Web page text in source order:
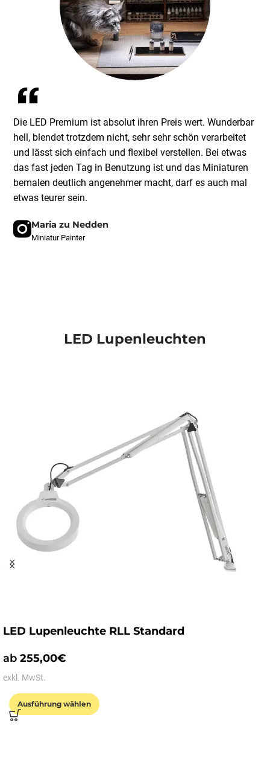
Die LED Premium ist absolut ihren Preis wert. Wunderbar
hell, blendet trotzdem nicht, sehr sehr schön verarbeitet
und lässt sich einfach und flexibel verstellen. Bei etwas
das fast jeden Tag in Benutzung ist und das Miniaturen
bemalen deutlich angenehmer macht, darf es auch mal
etwas teurer sein.
Maria zu Nedden
Miniatur Painter
LED Lupenleuchten
LED Lupenleuchte RLL Standard
ab 255,00€
exkl. MwSt.
Ausführung wählen